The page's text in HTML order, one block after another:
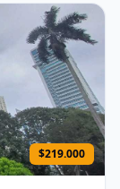
$219.000